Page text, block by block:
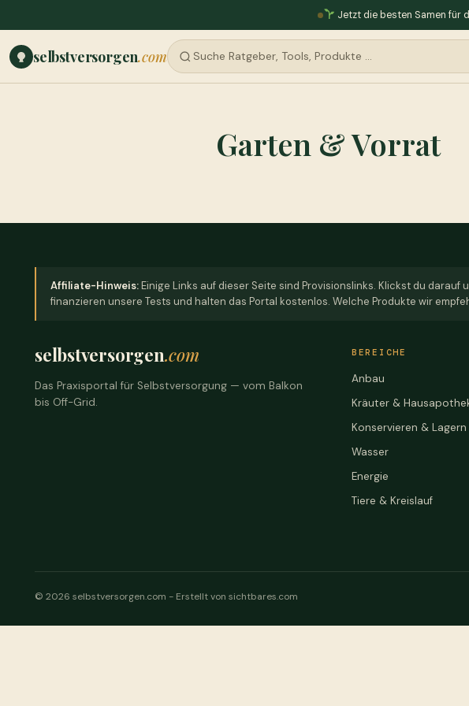
Jetzt die besten Samen für
selbstversorgen.com
Garten & Vorrat
Affiliate-Hinweis:Einige Links auf dieser Seite sind Provisionslinks. Klickst du
finanzieren unsere Tests und halten das Portal kostenlos. Welche Produkte wir
selbstversorgen.com
Das Praxisportal für Selbstversorgung — vom Balkon
bis Off-Grid.
BEREICHE
Anbau
Kräuter &
Konservieren & Lagern
Wasser
Energie
Tiere & Kreislauf
© 2026 selbstversorgen.com - Erstellt von sichtbares.com